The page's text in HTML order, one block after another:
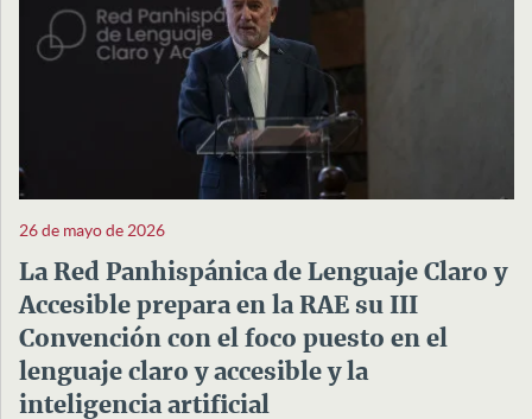
26 de mayo de 2026
La Red Panhispánica de Lenguaje Claro y
Accesible prepara en la RAE su III
Convención con el foco puesto en el
lenguaje claro y accesible y la
inteligencia artificial